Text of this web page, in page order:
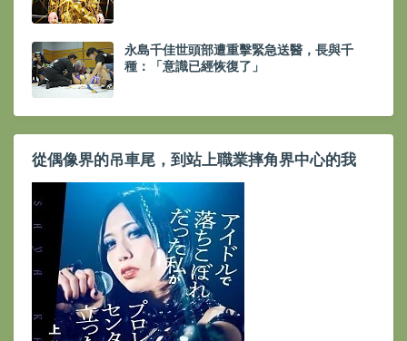
永島千佳世頭部遭重擊緊急送醫，長與千
種：「意識已經恢復了」
從偶像界的吊車尾，到站上職業摔角界中心的我